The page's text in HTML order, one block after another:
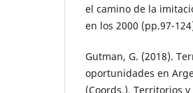
el camino de la
en los 2000 (pp.97-
Gutman, G. (2018).
oportunidades en
(Coords.), Territorios